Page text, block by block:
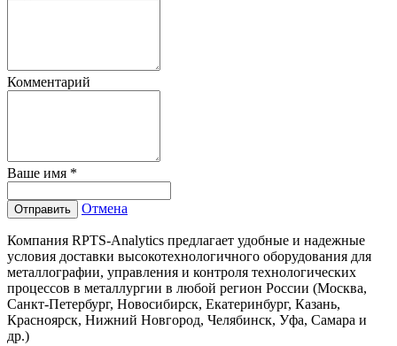
Комментарий
Ваше имя *
Отправить Отмена
Компания RPTS-Analytics предлагает удобные и надежные
условия доставки высокотехнологичного оборудования для
металлографии, управления и контроля технологических
процессов в металлургии в любой регион России (Москва,
Санкт-Петербург, Новосибирск, Екатеринбург, Казань,
Красноярск, Нижний Новгород, Челябинск, Уфа, Самара и
др.)